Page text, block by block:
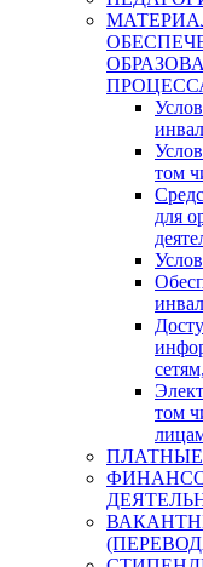
том
для
том
ПЛАТНЫЕ